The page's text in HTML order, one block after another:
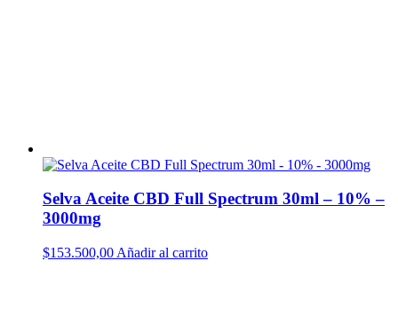
Selva Aceite CBD Full Spectrum 30ml – 10% –
3000mg
$153.500,00 Añadir al carrito